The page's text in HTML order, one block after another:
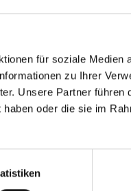
für soziale Medien
zu Ihrer
Unsere Partner führen
oder die sie im
tiefer